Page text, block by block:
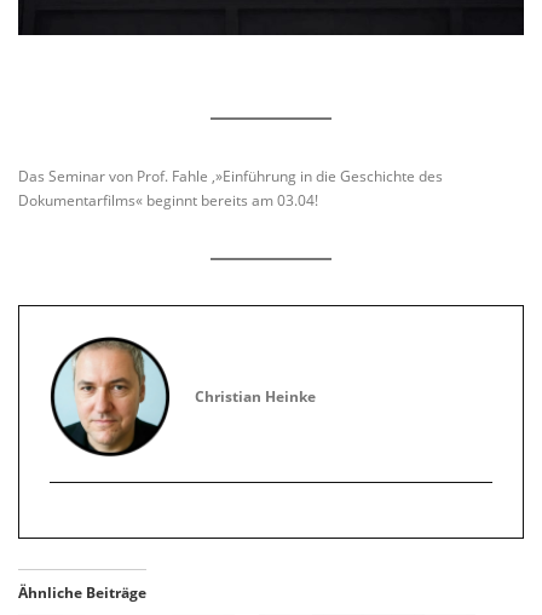
Das Seminar von Prof. Fahle ,»Einführung in die Geschichte des
Dokumentarfilms« beginnt bereits am 03.04!
Christian Heinke
Ähnliche Beiträge